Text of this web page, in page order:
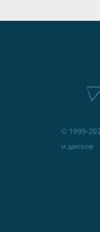
© 1999-
и дисков